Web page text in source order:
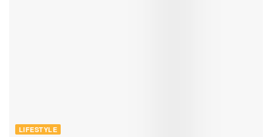
LIFESTYLE